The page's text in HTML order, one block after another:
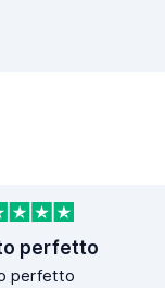
perfetto
perfetto